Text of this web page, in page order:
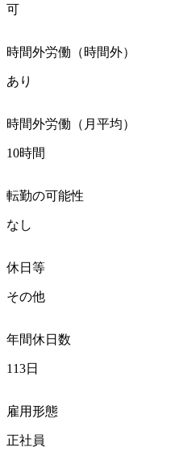
可
時間外労働（時間外）
あり
時間外労働（月平均）
10時間
転勤の可能性
なし
休日等
その他
年間休日数
113日
雇用形態
正社員